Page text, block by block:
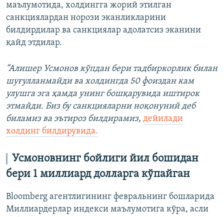
маълумотида, холдингга жорий этилган
санкциялардан норози эканликларини
билдирдилар ва санкциялар адолатсиз эканини
қайд этдилар.
“Алишер Усмонов кўпдан бери тадбиркорлик билан
шуғулланмайди ва холдингда 50 фоиздан кам
улушга эга ҳамда унинг бошқарувида иштирок
этмайди. Биз бу санкцияларни ноқонуний деб
биламиз ва эътироз билдирамиз, дейилади
холдинг билдирувида.
Усмоновнинг бойлиги йил бошидан
бери 1 миллиард долларга кўпайган
Bloomberg агентлигининг февральнинг бошларида
Миллиардерлар индекси маълумотига кўра, асли